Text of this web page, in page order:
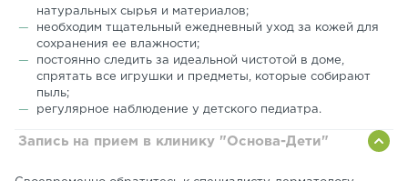
натуральных сырья и материалов;
необходим тщательный ежедневный уход за кожей для
сохранения ее влажности;
постоянно следить за идеальной чистотой в доме,
спрятать все игрушки и предметы, которые собирают
пыль;
регулярное наблюдение у детского педиатра.
Запись на прием в клинику "Основа-Дети"